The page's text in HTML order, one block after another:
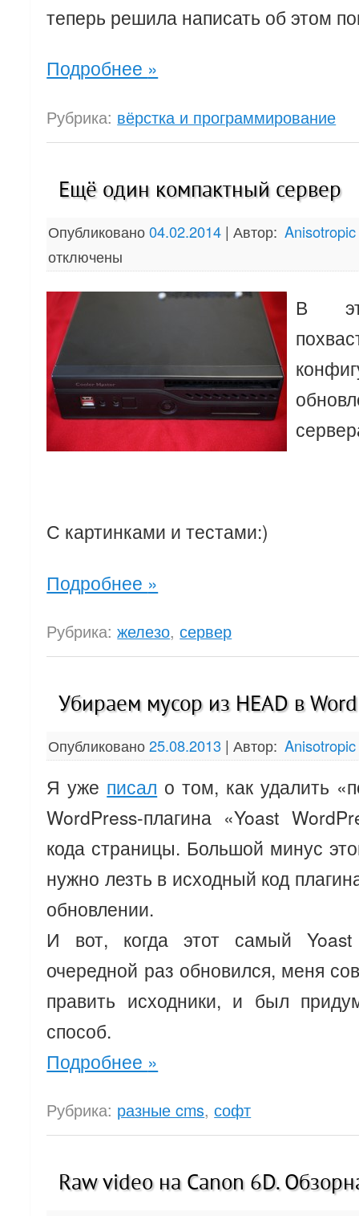
теперь решила написать об этом
Подробнее »
Рубрика: вёрстка и программирование
Ещё один компактный сервер
Опубликовано 04.02.2014 |Автор: Anisotropic
отключены
В
С картинками и тестами:)
Подробнее »
Рубрика: железо,сервер
Убираем мусор из HEAD в
Опубликовано 25.08.2013 |Автор: Anisotropic
Я уже писал о том, как удалить
WordPress-плагина «Yoast
кода страницы. Большой минус
нужно лезть в исходный код
обновлении.
И вот, когда этот самый
очередной раз обновился, меня
править исходники, и был
способ.
Подробнее »
Рубрика: разные cms,софт
Raw video на Canon 6D.